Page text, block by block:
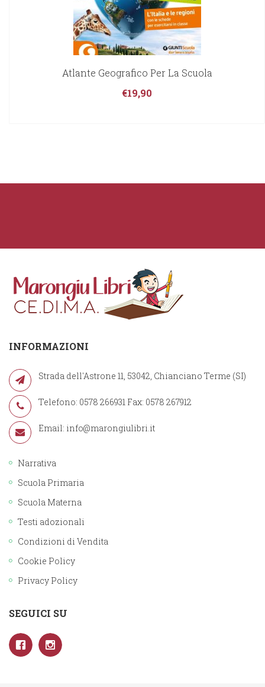
Atlante Geografico Per La Scuola
€19,90
INFORMAZIONI
Strada dell'Astrone 11, 53042, Chianciano Terme (SI)
Telefono: 0578 266931 Fax: 0578 267912
Email: info@marongiulibri.it
Narrativa
Scuola Primaria
Scuola Materna
Testi adozionali
Condizioni di Vendita
Cookie Policy
Privacy Policy
SEGUICI SU